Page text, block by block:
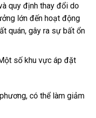
quy định thay đổi do
lớn đến hoạt động
quán, gây ra sự bất ổn
số khu vực áp đặt
có thể làm giảm